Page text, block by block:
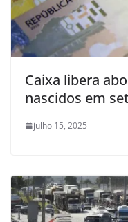
Caixa libera
nascidos em
julho 15, 2025